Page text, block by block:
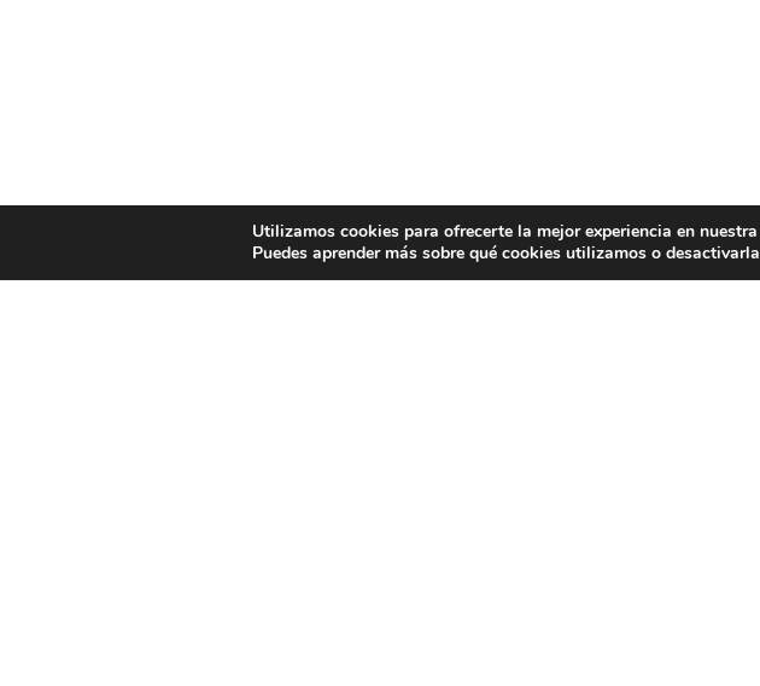
Utilizamos cookies para ofrecerte la mejor experiencia en
Puedes aprender más sobre qué cookies utilizamos o